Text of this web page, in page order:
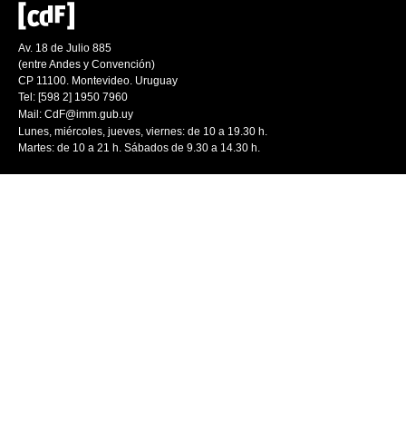
Av. 18 de Julio 885
(entre Andes y Convención)
CP 11100. Montevideo. Uruguay
Tel: [598 2] 1950 7960
Mail: CdF@imm.gub.uy
Lunes, miércoles, jueves, viernes: de 10 a 19.30 h.
Martes: de 10 a 21 h. Sábados de 9.30 a 14.30 h.